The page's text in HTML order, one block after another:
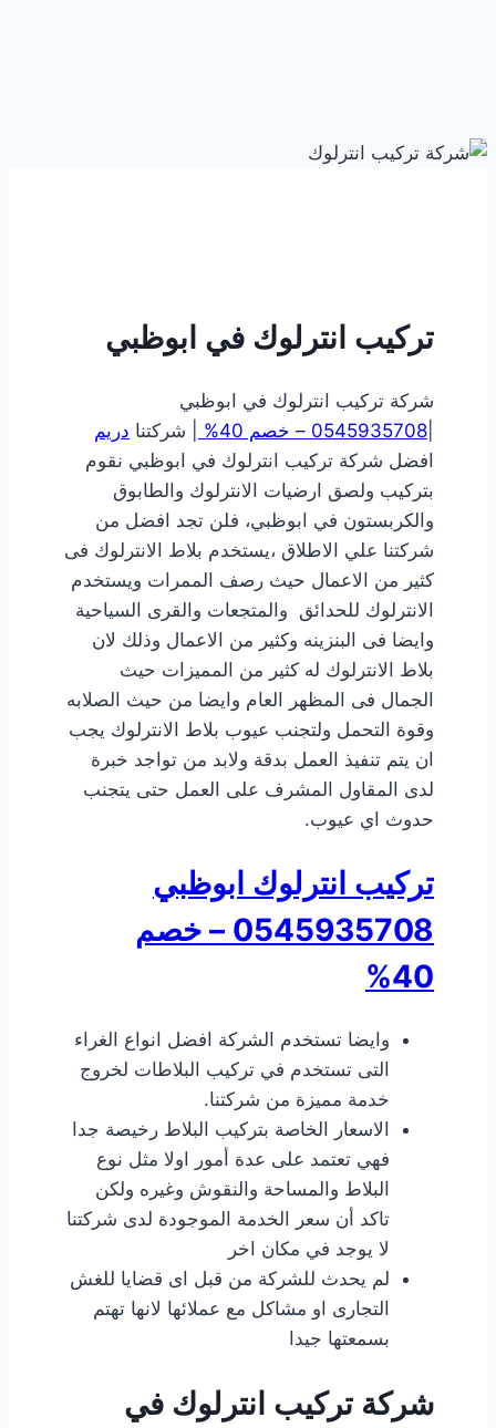
تركيب انترلوك في ابوظبي
شركة تركيب انترلوك في ابوظبي
0545935708 – خصم 40% | شركتنا دريم
افضل شركة تركيب انترلوك في ابوظبي نقوم
بتركيب ولصق ارضيات الانترلوك والطابوق
والكربستون في ابوظبي، فلن تجد افضل من
شركتنا علي الاطلاق ،يستخدم بلاط الانترلوك فى
كثير من الاعمال حيث رصف الممرات ويستخدم
الانترلوك للحدائق والمتجعات والقرى السياحية
وايضا فى البنزينه وكثير من الاعمال وذلك لان
بلاط الانترلوك له كثير من المميزات حيث
الجمال فى المظهر العام وايضا من حيث الصلابه
وقوة التحمل ولتجنب عيوب بلاط الانترلوك يجب
ان يتم تنفيذ العمل بدقة ولابد من تواجد خبرة
لدى المقاول المشرف على العمل حتى يتجنب
حدوث اي عيوب.
تركيب انترلوك ابوظبي
0545935708 – خصم
40%
وايضا تستخدم الشركة افضل انواع الغراء
التى تستخدم في تركيب البلاطات لخروج
خدمة مميزة من شركتنا.
الاسعار الخاصة بتركيب البلاط رخيصة جدا
فهي تعتمد على عدة أمور اولا مثل نوع
البلاط والمساحة والنقوش وغيره ولكن
تاكد أن سعر الخدمة الموجودة لدى شركتنا
لا يوجد في مكان اخر
لم يحدث للشركة من قبل اى قضايا للغش
التجارى او مشاكل مع عملائها لانها تهتم
بسمعتها جيدا
شركة تركيب انترلوك في